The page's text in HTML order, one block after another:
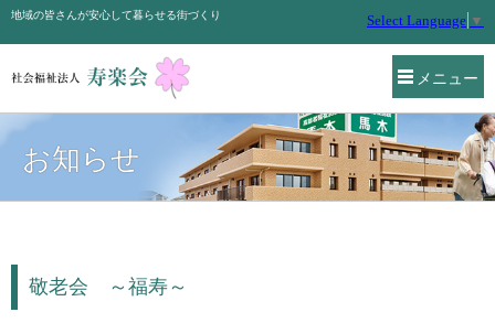
メニュー
地域の皆さんが安心して暮らせる街づくり Select Language ▼
お知らせ
敬老会 ～福寿～